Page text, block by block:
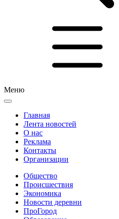
Меню
Главная
Лента новостей
О нас
Реклама
Контакты
Организации
Общество
Происшествия
Экономика
Новости деревни
ПроГород